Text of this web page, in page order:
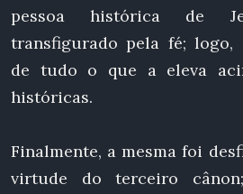
pessoa histórica de
transfigurado pela fé; logo,
de tudo o que a eleva
históricas.
Finalmente, a mesma foi
virtude do terceiro